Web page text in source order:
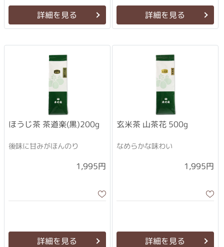
詳細を見る 詳細を見る
ほうじ茶 茶道楽(黒)200g
後味に甘みがほんのり
1,995円
詳細を見る
玄米茶 山茶花 500g
なめらかな味わい
1,995円
詳細を見る